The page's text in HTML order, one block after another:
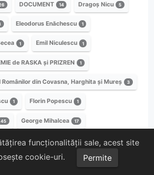
DOCUMENT 14 Dragoș Nicu 5
Eleodorus Enăchescu 1
1 Emil Niculescu 1
de RASKA și PRIZREN 1
Românilor din Covasna, Harghita și Mureș 3
1 Florin Popescu 1
45 George Mihalcea 17
1 Părintele Gheorghe Calciu 1
Cantacuzino Grănicerul 1
funcționalității sale, acest site
cookie-uri.
Permite